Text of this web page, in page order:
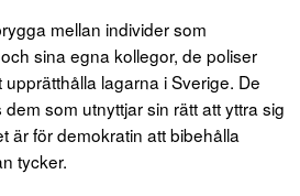
mellan individer som
sina egna kollegor, de poliser
lagarna i Sverige. De
som utnyttjar sin rätt att yttra sig
är för demokratin att bibehålla
tycker.